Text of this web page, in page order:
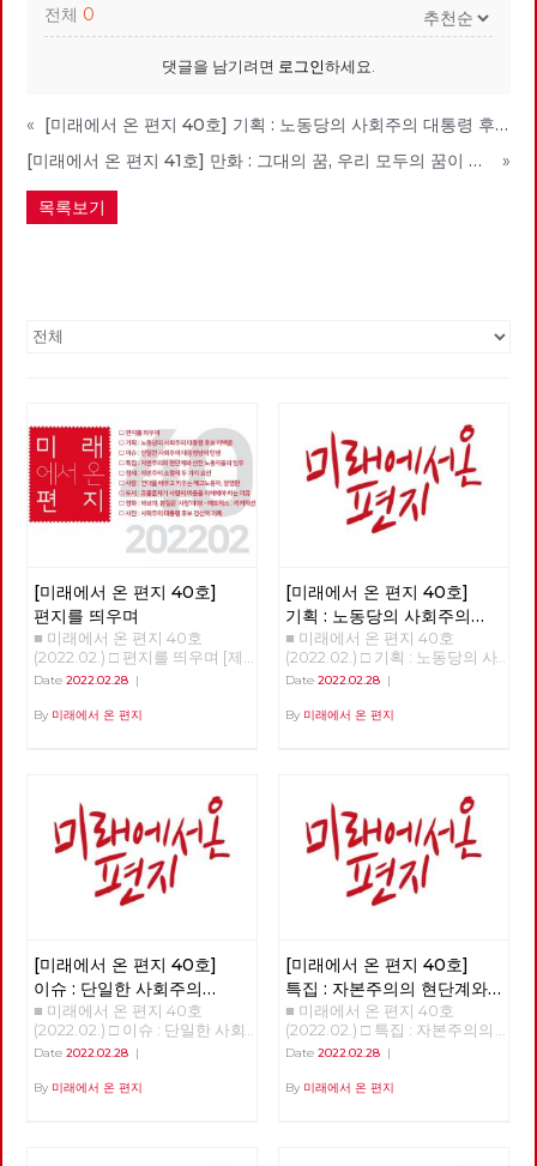
전체 0
댓글을 남기려면 로그인하세요.
«
[미래에서 온 편지 40호] 기획 : 노동당의 사회주의 대통령 후보 이백윤
[미래에서 온 편지 41호] 만화 : 그대의 꿈, 우리 모두의 꿈이 되어
»
목록보기
[미래에서 온 편지 40호]
편지를 띄우며
■ 미래에서 온 편지 40호
(2022.02.) □ 편지를 띄우며 [제
목을 누르면 내용을 볼 수 있습
노동당의 사회주의 대통령 후보
들의 임무 □ 정세 : 자본주의 소
멸의 두 가지 요인 □ 사람 : 연대
를 배우고 키우는 해고노동자,
방영환 □ 도서 : 유물론자가 사
람의 마음을 이해해야 하는 이유
□ 영화 : 바보야, 본질은 ‘사랑’이
야! - 매트릭스 : 리저렉션 □ 사진
Date 2022.02.28 |
By 미래에서 온 편지
[미래에서 온 편지 40호]
기획 : 노동당의 사회주의
대통령 후보 이백윤
■ 미래에서 온 편지 40호
(2022.02.) □ 기획 : 노동당의 사
회주의 대통령 후보 이백윤
Date 2022.02.28|
By 미래에서 온 편지
[미래에서 온 편지 40호]
이슈 : 단일한 사회주의
대중정당의 탄생
■ 미래에서 온 편지 40호
(2022.02.) □ 이슈 : 단일한 사회
주의 대중정당의 탄생 >>>>>>
Date 2022.02.28 |
By 미래에서 온 편지
[미래에서 온 편지 40호]
특집 : 자본주의의 현단계와
선진 노동자들의 임무
■ 미래에서 온 편지 40호
(2022.02.) □ 특집 : 자본주의의
현단계와 선진 노동자들의 임무
Date 2022.02.28|
By 미래에서 온 편지